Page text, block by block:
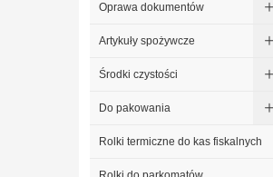
Oprawa dokumentów
Artykuły spożywcze
Środki czystości
Do pakowania
Rolki termiczne do kas fiskalnych